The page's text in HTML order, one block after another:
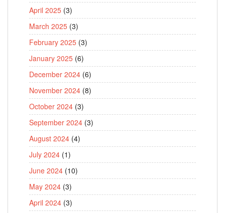
April 2025 (3)
March 2025 (3)
February 2025 (3)
January 2025 (6)
December 2024 (6)
November 2024 (8)
October 2024 (3)
September 2024 (3)
August 2024 (4)
July 2024 (1)
June 2024 (10)
May 2024 (3)
April 2024 (3)